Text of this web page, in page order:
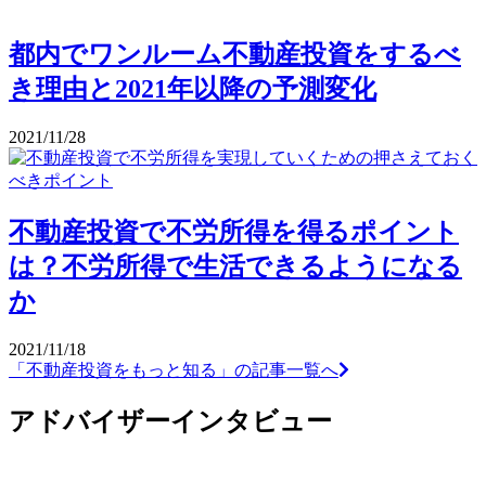
都内でワンルーム不動産投資をするべ
き理由と2021年以降の予測変化
2021/11/28
不動産投資で不労所得を得るポイント
は？不労所得で生活できるようになる
か
2021/11/18
「不動産投資をもっと知る」の記事一覧へ
アドバイザーインタビュー